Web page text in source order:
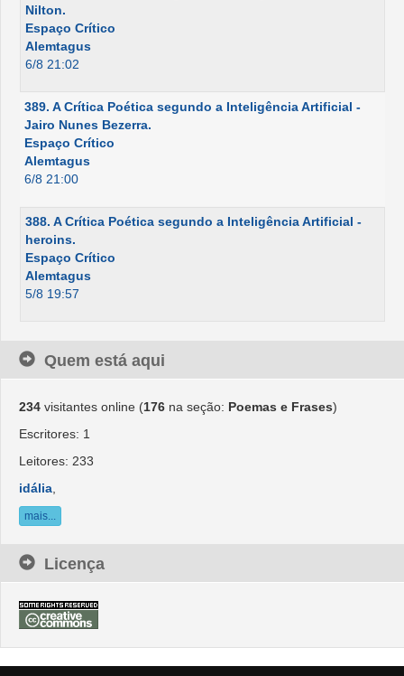
Nilton.
Espaço Crítico
Alemtagus
6/8 21:02
389. A Crítica Poética segundo a Inteligência Artificial -
Jairo Nunes Bezerra.
Espaço Crítico
Alemtagus
6/8 21:00
388. A Crítica Poética segundo a Inteligência Artificial -
heroins.
Espaço Crítico
Alemtagus
5/8 19:57
Quem está aqui
234 visitantes online (176 na seção: Poemas e Frases)
Escritores: 1
Leitores: 233
idália
mais...
Licença